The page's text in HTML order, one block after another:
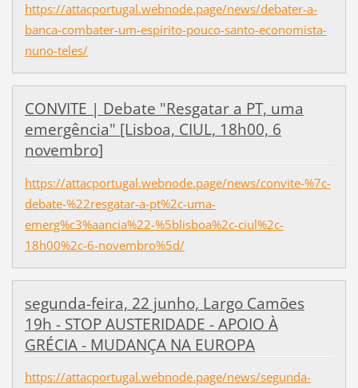
https://attacportugal.webnode.page/news/debater-a-
banca-combater-um-espirito-pouco-santo-economista-
nuno-teles/
CONVITE | Debate "Resgatar a PT, uma
emergência" [Lisboa, CIUL, 18h00, 6
novembro]
https://attacportugal.webnode.page/news/convite-%7c-
debate-%22resgatar-a-pt%2c-uma-
emerg%c3%aancia%22-%5blisboa%2c-ciul%2c-
18h00%2c-6-novembro%5d/
segunda-feira, 22 junho, Largo Camões
19h - STOP AUSTERIDADE - APOIO À
GRÉCIA - MUDANÇA NA EUROPA
https://attacportugal.webnode.page/news/segunda-